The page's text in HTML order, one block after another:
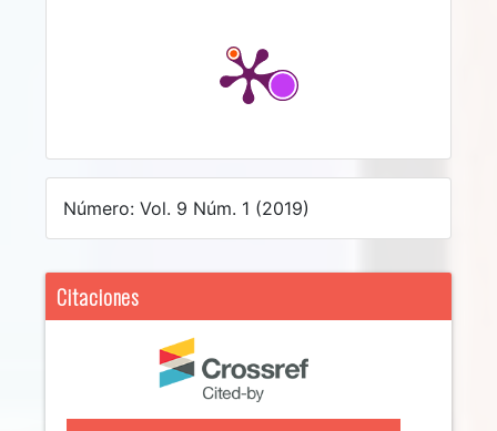
Número: Vol. 9 Núm. 1 (2019)
Citaciones